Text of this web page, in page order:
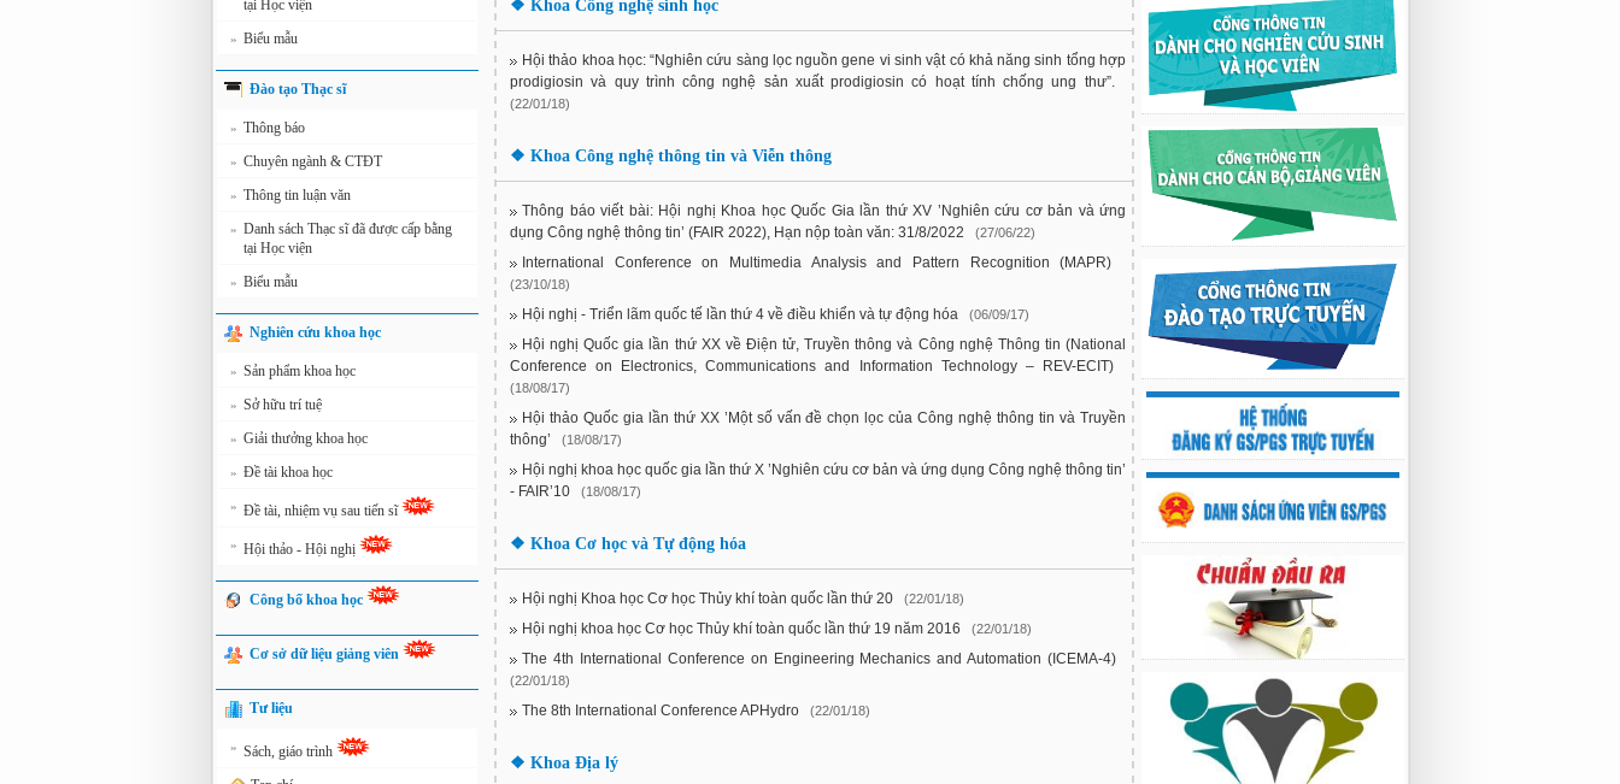
tại Học viện
» Biểu mẫu
Đào tạo Thạc sĩ
» Thông báo
» Chuyên ngành & CTĐT
» Thông tin luận văn
» Danh sách Thạc sĩ đã được cấp bằng
tại Học viện
» Biểu mẫu
Nghiên cứu khoa học
» Sản phẩm khoa học
» Sở hữu trí tuệ
» Giải thưởng khoa học
» Đề tài khoa học
» Đề tài, nhiệm vụ sau tiến sĩ
» Hội thảo - Hội nghị
Công bố khoa học
Cơ sở dữ liệu giảng viên
Tư liệu
» Sách, giáo trình
❖ Khoa Công nghệ sinh học
Hội thảo khoa học: “Nghiên cứu sàng lọc nguồn gene vi sinh vật có khả năng sinh tổng hợp
prodigiosin và quy trình công nghệ sản xuất prodigiosin có hoạt tính chống ung thư”.
(22/01/18)
❖ Khoa Công nghệ thông tin và Viễn thông
Thông báo viết bài: Hội nghị Khoa học Quốc Gia lần thứ XV ’Nghiên cứu cơ bản và ứng
dụng Công nghệ thông tin’ (FAIR 2022), Hạn nộp toàn văn: 31/8/2022
(27/06/22)
International Conference on Multimedia Analysis and Pattern Recognition (MAPR)
(23/10/18)
Hội nghị - Triển lãm quốc tế lần thứ 4 về điều khiển và tự động hóa (06/09/17)
Hội nghị Quốc gia lần thứ XX về Điện tử, Truyền thông và Công nghệ Thông tin (National
Conference on Electronics, Communications and Information Technology – REV-ECIT)
(18/08/17)
Hội thảo Quốc gia lần thứ XX ’Một số vấn đề chọn lọc của Công nghệ thông tin và Truyền
thông’
(18/08/17)
Hội nghị khoa học quốc gia lần thứ X ’Nghiên cứu cơ bản và ứng dụng Công nghệ thông tin’
- FAIR’10
(18/08/17)
❖ Khoa Cơ học và Tự động hóa
Hội nghị Khoa học Cơ học Thủy khí toàn quốc lần thứ 20 (22/01/18)
Hội nghị khoa học Cơ học Thủy khí toàn quốc lần thứ 19 năm 2016 (22/01/18)
The 4th International Conference on Engineering Mechanics and Automation (ICEMA-4)
(22/01/18)
The 8th International Conference APHydro (22/01/18)
❖ Khoa Địa lý
ĐÀO TẠO TRONG LĨNH VỰC
CÔNG NGHỆ KỸ THUẬT HẠT
NHÂN
03:41 08/07/2026
GIAO LƯU TRAO ĐỔI HỌC THUẬT
GIỮA HỌC VIỆN KHOA HỌC VÀ
CÔNG NGHỆ VỚI TRƯỜNG ĐẠI
HỌC OSAKA, TRƯỜNG TRUNG
HỌC HYOGO (NHẬT BẢN) VÀ
TRƯỜNG TRUNG HỌC PHỔ
THÔNG CHUYÊN KHOA HỌC TỰ
02:22 23/07/2026
Nghiên cứu chế tạo hệ thống xác định
hướng vật thể độ chính xác cao dựa trên
từ kế và vật liệu biến hóa
9:33 sáng thứ hai, 03/08/2026